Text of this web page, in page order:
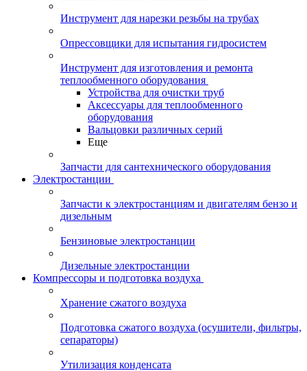
Инструмент для нарезки резьбы на трубах
Опрессовщики для испытания гидросистем
Инструмент для изготовления и ремонта
теплообменного оборудования
Устройства для очистки труб
Аксессуары для теплообменного
оборудования
Вальцовки различных серий
Еще
Запчасти для сантехнического оборудования
Электростанции
Запчасти к электростанциям и двигателям бензо и
дизельным
Бензиновые электростанции
Дизельные электростанции
Компрессоры и подготовка воздуха
Хранение сжатого воздуха
Подготовка сжатого воздуха (осушители, фильтры,
сепараторы)
Утилизация конденсата